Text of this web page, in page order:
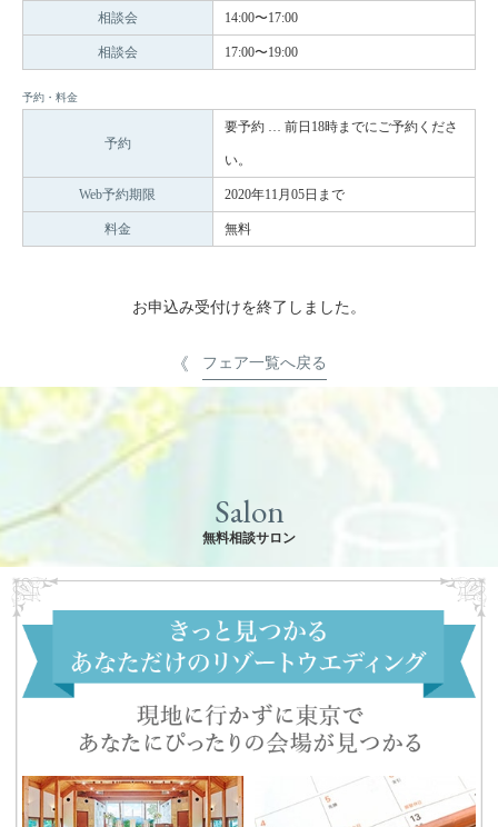
相談会 14:00〜17:00
相談会 17:00〜19:00
予約・料金
予約
要予約 … 前日18時までにご予約くださ
い。
Web予約期限 2020年11月05日まで
料金 無料
お申込み受付けを終了しました。
フェア一覧へ戻る
Salon
無料相談サロン